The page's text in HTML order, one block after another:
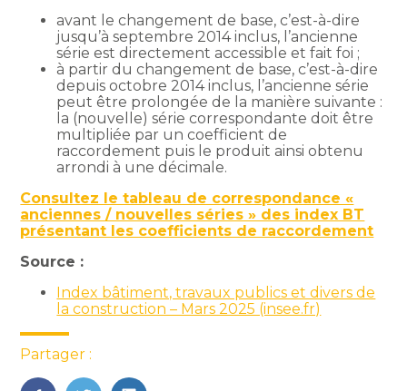
avant le changement de base, c’est-à-dire
jusqu’à septembre 2014 inclus, l’ancienne
série est directement accessible et fait foi ;
à partir du changement de base, c’est-à-dire
depuis octobre 2014 inclus, l’ancienne série
peut être prolongée de la manière suivante :
la (nouvelle) série correspondante doit être
multipliée par un coefficient de
raccordement puis le produit ainsi obtenu
arrondi à une décimale.
Consultez le tableau de correspondance «
anciennes / nouvelles séries » des index BT
présentant les coefficients de raccordement
Source :
Index bâtiment, travaux publics et divers de
la construction – Mars 2025 (insee.fr)
Partager :